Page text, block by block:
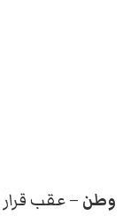
وطن – عقب